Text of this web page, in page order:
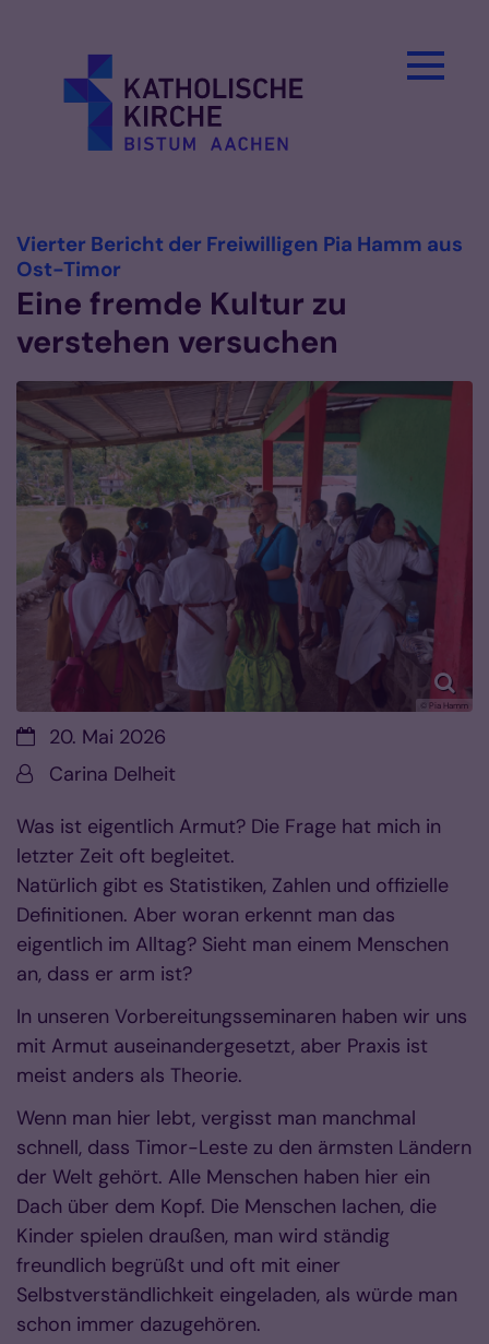
Vierter Bericht der Freiwilligen Pia Hamm aus
Ost-Timor
Eine fremde Kultur zu
verstehen versuchen
© Pia Hamm
Datum:20. Mai 2026
Von:Carina Delheit
Was ist eigentlich Armut? Die Frage hat mich in
letzter Zeit oft begleitet.
Natürlich gibt es Statistiken, Zahlen und offizielle
Definitionen. Aber woran erkennt man das
eigentlich im Alltag? Sieht man einem Menschen
an, dass er arm ist?
In unseren Vorbereitungsseminaren haben wir uns
mit Armut auseinandergesetzt, aber Praxis ist
meist anders als Theorie.
Wenn man hier lebt, vergisst man manchmal
schnell, dass Timor-Leste zu den ärmsten Ländern
der Welt gehört. Alle Menschen haben hier ein
Dach über dem Kopf. Die Menschen lachen, die
Kinder spielen draußen, man wird ständig
freundlich begrüßt und oft mit einer
Selbstverständlichkeit eingeladen, als würde man
schon immer dazugehören.